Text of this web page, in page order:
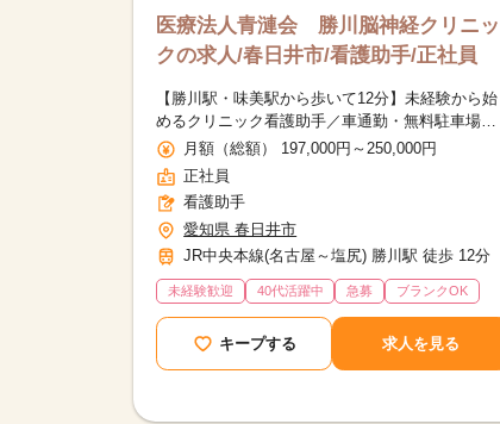
医療法人青漣会 勝川脳神経クリニッ
クの求人/春日井市/看護助手/正社員
【勝川駅・味美駅から歩いて12分】未経験から始
めるクリニック看護助手／車通勤・無料駐車場
OK・残業ほぼなし
月額（総額） 197,000円～250,000円
正社員
看護助手
愛知県 春日井市
JR中央本線(名古屋～塩尻) 勝川駅 徒歩 12分
未経験歓迎 40代活躍中 急募 ブランクOK
キープする 求人を見る